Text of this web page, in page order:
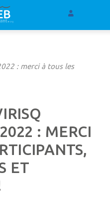
: merci à tous les
: MERCI
ET